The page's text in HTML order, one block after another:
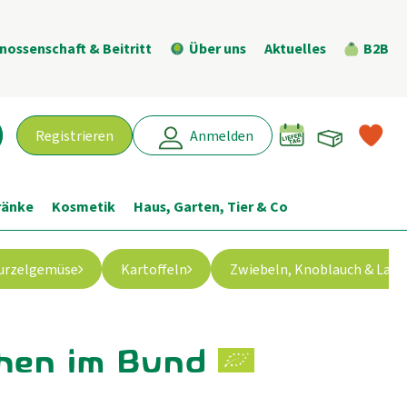
& Beitritt Über uns Aktuelles B2B
Registrieren Anmelden
Kosmetik Haus, Garten, Tier & Co
Kartoffeln Zwiebeln, Knoblauch &
im Bund